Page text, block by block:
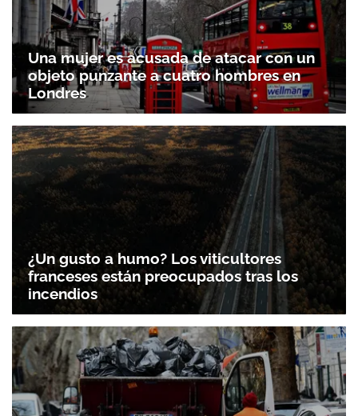
Una mujer es acusada de atacar con un
objeto punzante a cuatro hombres en
Londres
¿Un gusto a humo? Los viticultores
franceses están preocupados tras los
incendios